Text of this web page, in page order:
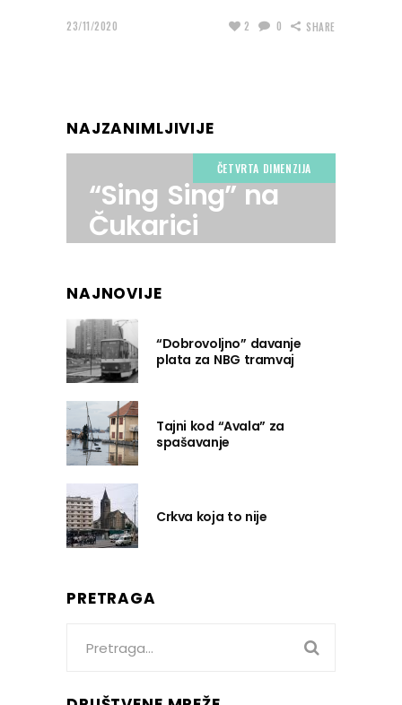
23/11/2020 2 0 SHARE
NAJZANIMLJIVIJE
ČETVRTA DIMENZIJA
“Sing Sing” na
Čukarici
NAJNOVIJE
“Dobrovoljno” davanje
plata za NBG tramvaj
Tajni kod “Avala” za
spašavanje
Crkva koja to nije
PRETRAGA